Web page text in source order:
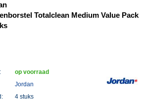
Totalclean Medium Value Pack
op voorraad
Jordan
4 stuks